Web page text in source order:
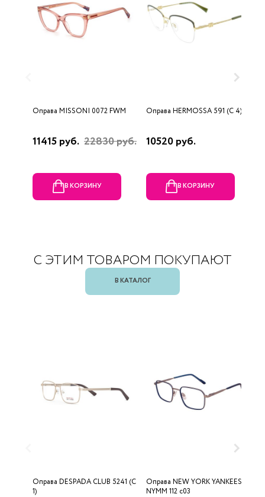
Оправа MISSONI 0072 FWM
11415 руб. 22830 руб.
В КОРЗИНУ
Оправа HERMOSSA 591 (C 4)
10520 руб.
В КОРЗИНУ
С ЭТИМ ТОВАРОМ ПОКУПАЮТ
В КАТАЛОГ
Оправа DESPADA CLUB 5241 (C
1)
Оправа NEW YORK YANKEES
NYMM 112 c03